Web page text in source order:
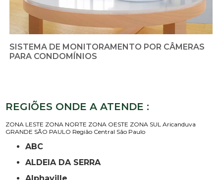
SISTEMA DE MONITORAMENTO POR CÂMERAS
PARA CONDOMÍNIOS
REGIÕES ONDE A ATENDE :
ZONA LESTE ZONA NORTE ZONA OESTE ZONA SUL Aricanduva
GRANDE SÃO PAULO Região Central São Paulo
ABC
ALDEIA DA SERRA